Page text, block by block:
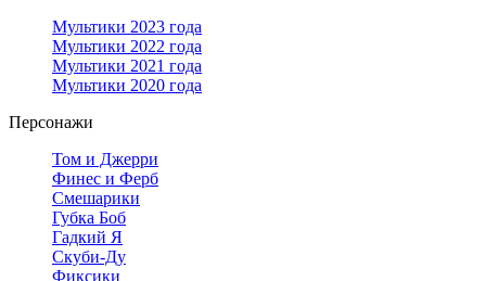
Мультики 2023 года
Мультики 2022 года
Мультики 2021 года
Мультики 2020 года
Персонажи
Том и Джерри
Финес и Ферб
Смешарики
Губка Боб
Гадкий Я
Скуби-Ду
Фиксики